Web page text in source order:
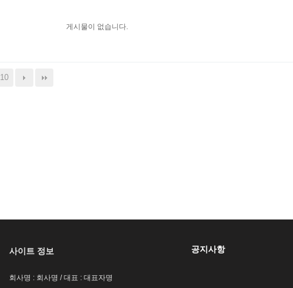
게시물이 없습니다.
10
사이트 정보
회사명 : 회사명 / 대표 : 대표자명
공지사항